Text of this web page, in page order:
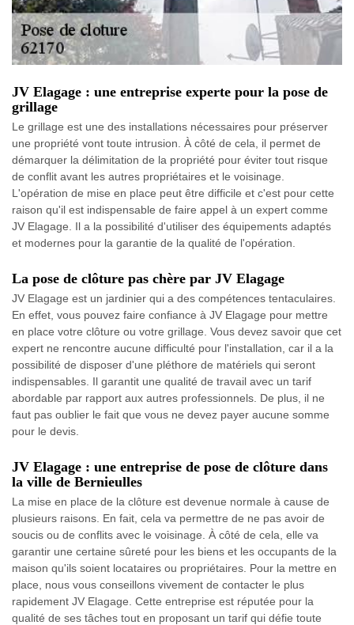
JV Elagage : une entreprise experte pour la pose de
grillage
Le grillage est une des installations nécessaires pour préserver
une propriété vont toute intrusion. À côté de cela, il permet de
démarquer la délimitation de la propriété pour éviter tout risque
de conflit avant les autres propriétaires et le voisinage.
L'opération de mise en place peut être difficile et c'est pour cette
raison qu'il est indispensable de faire appel à un expert comme
JV Elagage. Il a la possibilité d'utiliser des équipements adaptés
et modernes pour la garantie de la qualité de l'opération.
La pose de clôture pas chère par JV Elagage
JV Elagage est un jardinier qui a des compétences tentaculaires.
En effet, vous pouvez faire confiance à JV Elagage pour mettre
en place votre clôture ou votre grillage. Vous devez savoir que cet
expert ne rencontre aucune difficulté pour l'installation, car il a la
possibilité de disposer d'une pléthore de matériels qui seront
indispensables. Il garantit une qualité de travail avec un tarif
abordable par rapport aux autres professionnels. De plus, il ne
faut pas oublier le fait que vous ne devez payer aucune somme
pour le devis.
JV Elagage : une entreprise de pose de clôture dans
la ville de Bernieulles
La mise en place de la clôture est devenue normale à cause de
plusieurs raisons. En fait, cela va permettre de ne pas avoir de
soucis ou de conflits avec le voisinage. À côté de cela, elle va
garantir une certaine sûreté pour les biens et les occupants de la
maison qu'ils soient locataires ou propriétaires. Pour la mettre en
place, nous vous conseillons vivement de contacter le plus
rapidement JV Elagage. Cette entreprise est réputée pour la
qualité de ses tâches tout en proposant un tarif qui défie toute